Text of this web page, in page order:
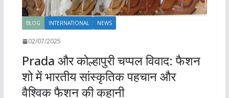
BLOG INTERNATIONAL NEWS
02/07/2025
Prada और कोल्हापुरी चप्पल विवाद: फैशन
शो में भारतीय सांस्कृतिक पहचान और
वैश्विक फैशन की कहानी